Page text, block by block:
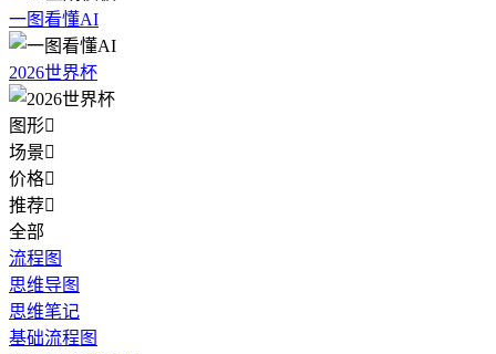
一图看懂AI
2026世界杯
图形
场景
价格
推荐
全部
流程图
思维导图
思维笔记
基础流程图